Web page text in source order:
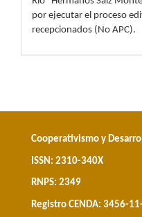
por ejecutar el proceso
recepcionados (No APC).
Cooperativismo y
ISSN: 2310-340X
RNPS: 2349
Registro CENDA: 3456-